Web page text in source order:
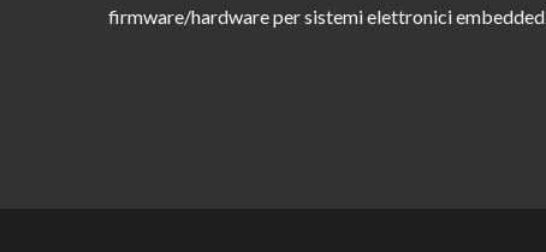
firmware/hardware per sistemi elettronici embedded.